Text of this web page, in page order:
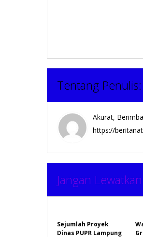
Tentang Penulis:
Akurat,
https://
Jangan Lewatkan
Sejumlah Proyek
Dinas PUPR Lampung